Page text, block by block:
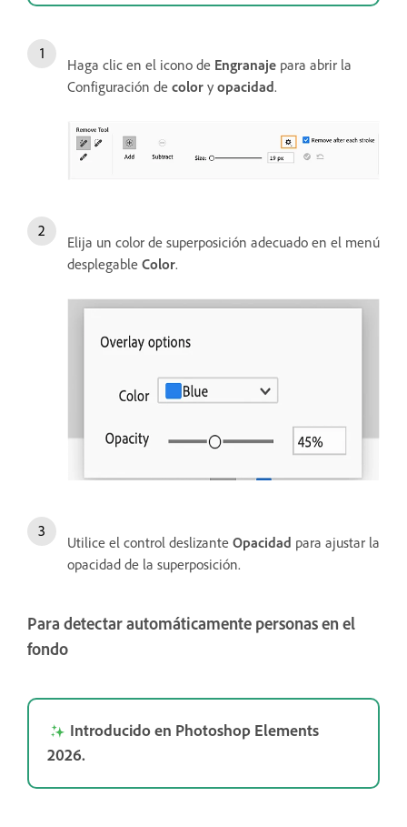
Haga clic en el icono de Engranaje para abrir la
Configuración de color y opacidad.
Elija un color de superposición adecuado en el menú
desplegable Color.
Utilice el control deslizante Opacidad para ajustar la
opacidad de la superposición.
Para detectar automáticamente personas en el
fondo
Introducido en Photoshop Elements
2026.